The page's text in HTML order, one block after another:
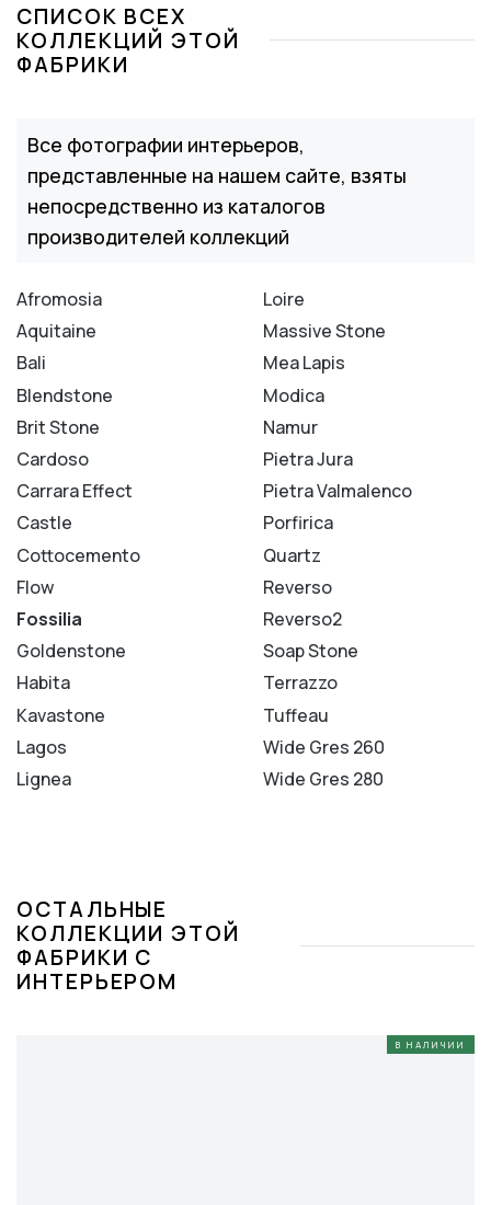
СПИСОК ВСЕХ
КОЛЛЕКЦИЙ ЭТОЙ
ФАБРИКИ
Все фотографии интерьеров,
представленные на нашем сайте, взяты
непосредственно из каталогов
производителей коллекций
Afromosia
Aquitaine
Bali
Blendstone
Brit Stone
Cardoso
Carrara Effect
Castle
Cottocemento
Flow
Fossilia
Goldenstone
Habita
Kavastone
Lagos
Lignea
Loire
Massive Stone
Mea Lapis
Modica
Namur
Pietra Jura
Pietra Valmalenco
Porfirica
Quartz
Reverso
Reverso2
Soap Stone
Terrazzo
Tuffeau
Wide Gres 260
Wide Gres 280
ОСТАЛЬНЫЕ
КОЛЛЕКЦИИ ЭТОЙ
ФАБРИКИ С
ИНТЕРЬЕРОМ